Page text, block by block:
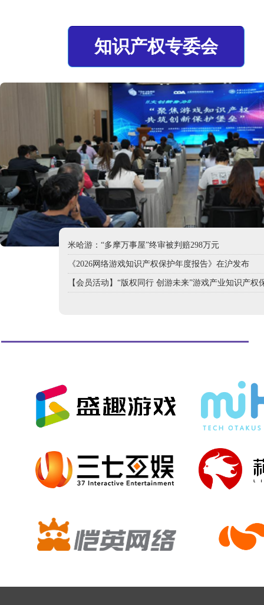
知识产权专委会
米哈游：“多摩万事屋”终审被判赔298万元
《2026网络游戏知识产权保护年度报告》在沪发布
【最新】2024年度上海版权十大典型案件发布
米哈游案例入选最高法2024年人民法院知识产权典型
中央网信办发布2025年“清朗”系列专项行动整治重点
米哈游向游戏泄密行为重拳出击，累计追责200余人
斩断游戏外挂产业链，米哈游联合警方向黑灰产“亮剑”
中国音数协组织编写的首套数字出版系列教材在京发
恺英网络荣获知识产权合规管理体系认证